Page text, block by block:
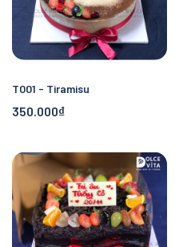
T001 - Tiramisu
350.000₫